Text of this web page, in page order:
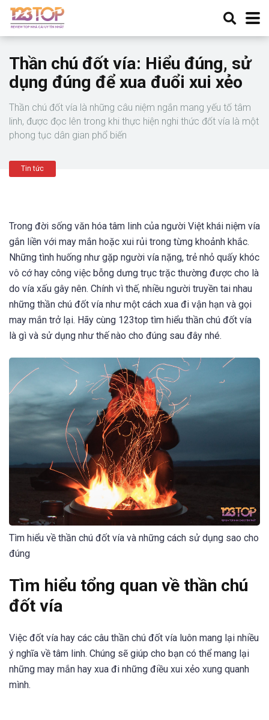
Thần chú đốt vía: Hiểu đúng, sử
dụng đúng để xua đuổi xui xẻo
Thần chú đốt vía là những câu niệm ngắn mang yếu tố tâm
linh, được đọc lên trong khi thực hiện nghi thức đốt vía là một
phong tục dân gian phổ biến
Tin tức
Trong đời sống văn hóa tâm linh của người Việt khái niệm vía
gắn liền với may mắn hoặc xui rủi trong từng khoảnh khắc.
Những tình huống như gặp người vía nặng, trẻ nhỏ quấy khóc
vô cớ hay công việc bỗng dưng trục trặc thường được cho là
do vía xấu gây nên. Chính vì thế, nhiều người truyền tai nhau
những thần chú đốt vía như một cách xua đi vận hạn và gọi
may mắn trở lại. Hãy cùng 123top tìm hiểu thần chú đốt vía
là gì và sử dụng như thế nào cho đúng sau đây nhé.
Tìm hiểu về thần chú đốt vía và những cách sử dụng sao cho
đúng
Tìm hiểu tổng quan về thần chú
đốt vía
Việc đốt vía hay các câu thần chú đốt vía luôn mang lại nhiều
ý nghĩa về tâm linh. Chúng sẽ giúp cho bạn có thể mang lại
những may mắn hay xua đi những điều xui xẻo xung quanh
mình.